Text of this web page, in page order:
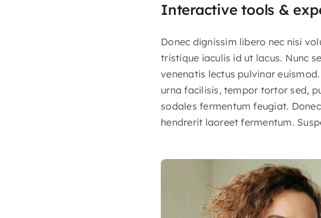
Interactive tools &
Donec dignissim libero nec nisi
tristique iaculis id ut lacus. Nunc
venenatis lectus pulvinar
urna facilisis, tempor tortor sed,
sodales fermentum feugiat.
hendrerit laoreet fermentum.